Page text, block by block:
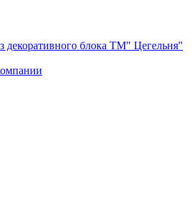
декоративного блока ТМ" Цегельня"